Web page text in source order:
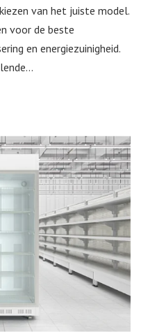
van het juiste model.
voor de beste
en energiezuinigheid.
...